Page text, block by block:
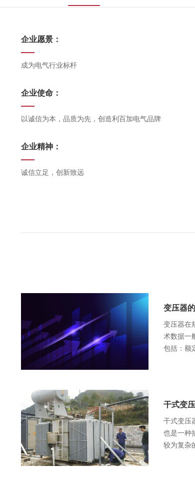
企业愿景：
成为电气行业标杆
企业使命：
以诚信为本，品质为先，创造利百加电气品牌
企业精神：
诚信立足，创新致远
变压器
变压器在
术数据一
包括：额
干式变
干式变压
也是一种
较为复杂